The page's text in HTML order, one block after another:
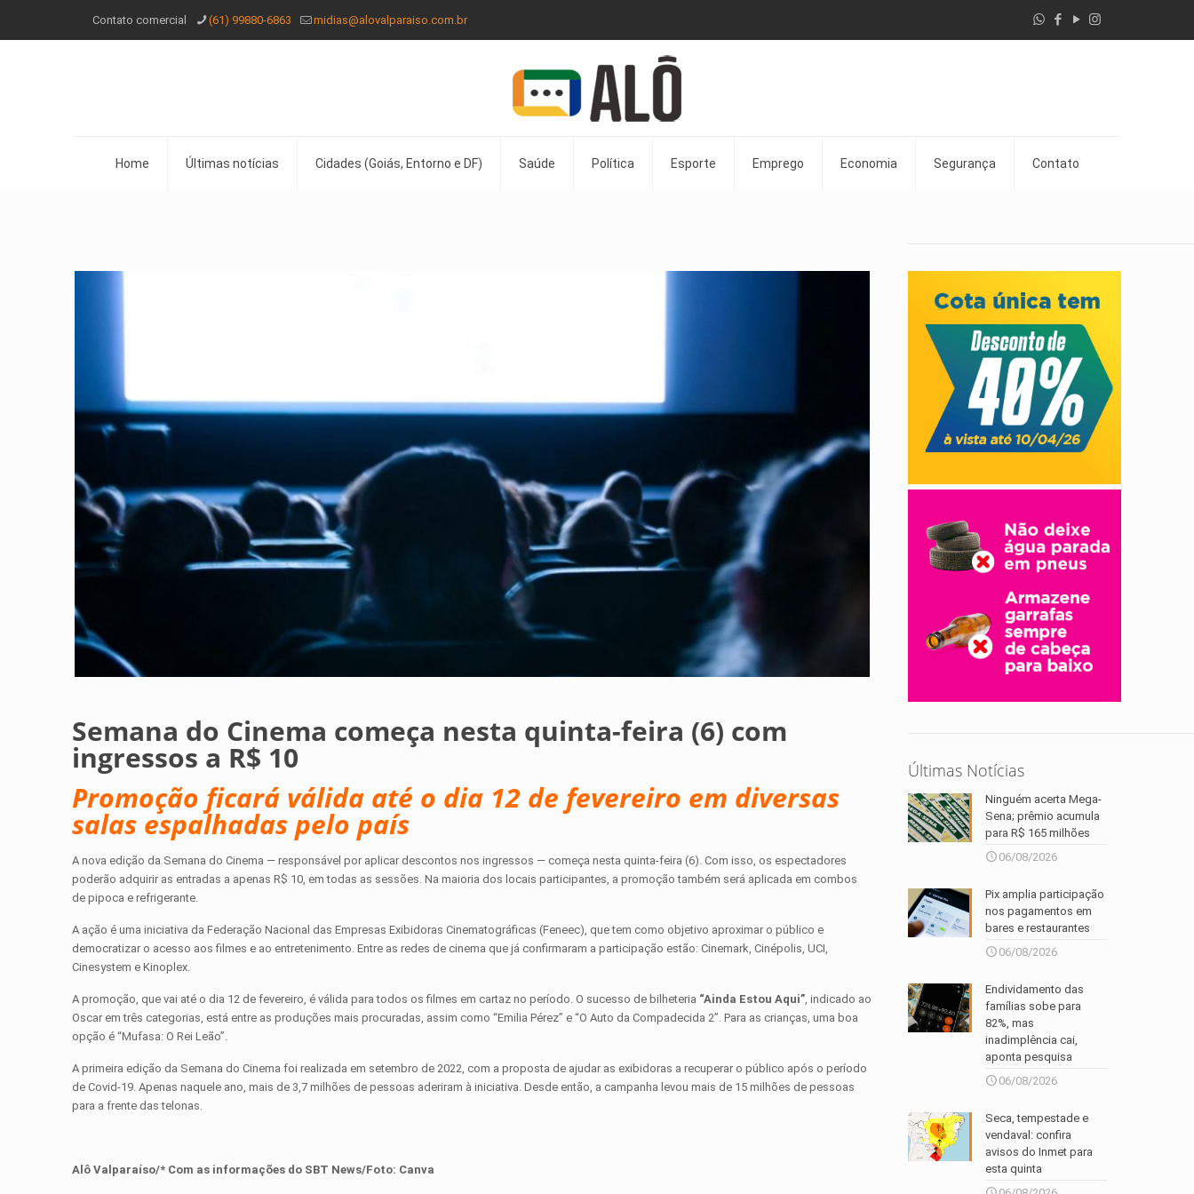
Contato comercial (61) 99880-6863 midias@alovalparaiso.com.br
Home Últimas notícias Cidades (Goiás, Entorno e DF) Saúde Política Esporte Emprego Economia Segurança Contato
Semana do Cinema começa nesta quinta-feira (6) com
ingressos a R$ 10
Promoção ficará válida até o dia 12 de fevereiro em diversas
salas espalhadas pelo país
A nova edição da Semana do Cinema — responsável por aplicar descontos nos ingressos — começa nesta quinta-feira (6). Com isso, os espectadores
poderão adquirir as entradas a apenas R$ 10, em todas as sessões. Na maioria dos locais participantes, a promoção também será aplicada em combos
de pipoca e refrigerante.
A ação é uma iniciativa da Federação Nacional das Empresas Exibidoras Cinematográficas (Feneec), que tem como objetivo aproximar o público e
democratizar o acesso aos filmes e ao entretenimento. Entre as redes de cinema que já confirmaram a participação estão: Cinemark, Cinépolis, UCI,
Cinesystem e Kinoplex.
A promoção, que vai até o dia 12 de fevereiro, é válida para todos os filmes em cartaz no período. O sucesso de bilheteria “Ainda Estou Aqui”, indicado ao
Oscar em três categorias, está entre as produções mais procuradas, assim como “Emilia Pérez” e “O Auto da Compadecida 2”. Para as crianças, uma boa
opção é “Mufasa: O Rei Leão”.
A primeira edição da Semana do Cinema foi realizada em setembro de 2022, com a proposta de ajudar as exibidoras a recuperar o público após o período
de Covid-19. Apenas naquele ano, mais de 3,7 milhões de pessoas aderiram à iniciativa. Desde então, a campanha levou mais de 15 milhões de pessoas
para a frente das telonas.
Alô Valparaíso/* Com as informações d o SBT News/Foto: Canva
Últimas Notícias
Ninguém acerta Mega-
Sena; prêmio acumula
para R$ 165 milhões
06/08/2026
Pix amplia participação
nos pagamentos em
bares e restaurantes
06/08/2026
Endividamento das
famílias sobe para
82%, mas
inadimplência cai,
aponta pesquisa
06/08/2026
Seca, tempestade e
vendaval: confira
avisos do Inmet para
esta quinta